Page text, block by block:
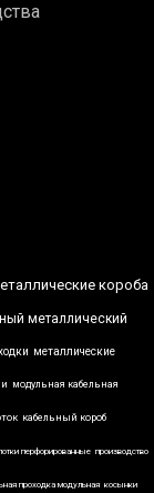
короба
металлический
металлические
модульная кабельная
кабельный короб
перфорированные производство
проходка модульная косынки